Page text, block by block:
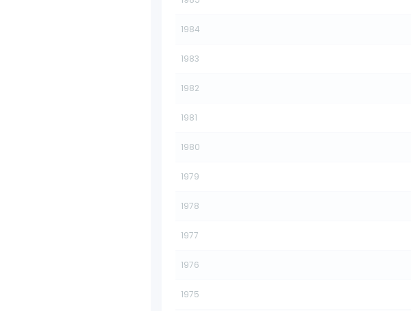
1984
1983
1982
1981
1980
1979
1978
1977
1976
1975